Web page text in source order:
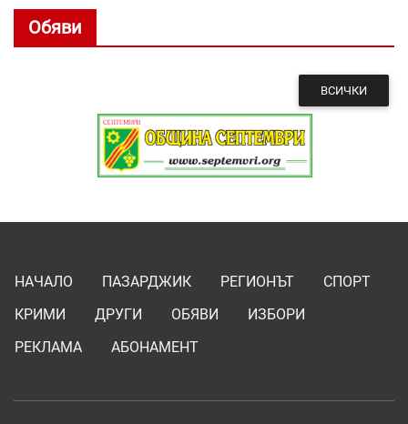
Обяви
ВСИЧКИ
НАЧАЛО ПАЗАРДЖИК РЕГИОНЪТ
СПОРТ
КРИМИ
ДРУГИ ОБЯВИ
ИЗБОРИ
РЕКЛАМА
АБОНАМЕНТ